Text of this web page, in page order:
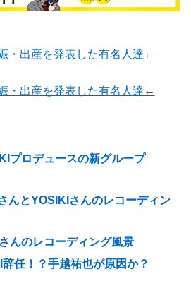
・出産を発表した有名人達←
・出産を発表した有名人達←
プロデュースの新グループ
んとYOSIKIさんのレコーディン
んのレコーディング風景
任！？手越祐也が原因か？